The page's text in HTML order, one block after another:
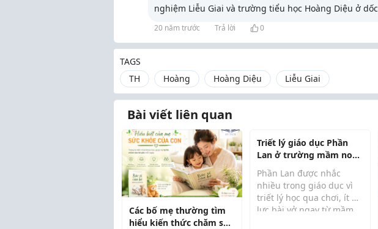
nghiệm Liễu Giai và trường tiểu học Hoàng Diệu ở dốc
20 năm trước Trả lời 0
TAGS
TH
Hoàng Hoàng Diệu Liễu Giai
Bài viết liên quan
Các bố mẹ thường tìm
hiểu kiến thức chăm sóc
Triết lý giáo dục Phần
Lan ở trường mầm non
Cầu Giấy - có mẹ nào
theo trường này?
Phần Lan được nhắc
nhiều trong giáo dục vì
triết lý học qua chơi, ít áp
lực bài vở ngay từ mầm